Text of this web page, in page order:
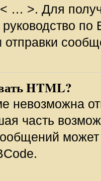
… >. Для
HTML?
невозможна
часть
может